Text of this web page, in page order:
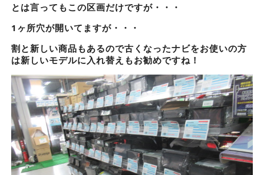
とは言ってもこの区画だけですが・・・
1ヶ所穴が開いてますが・・・
割と新しい商品もあるので古くなったナビをお使いの方
は新しいモデルに入れ替えもお勧めですね！